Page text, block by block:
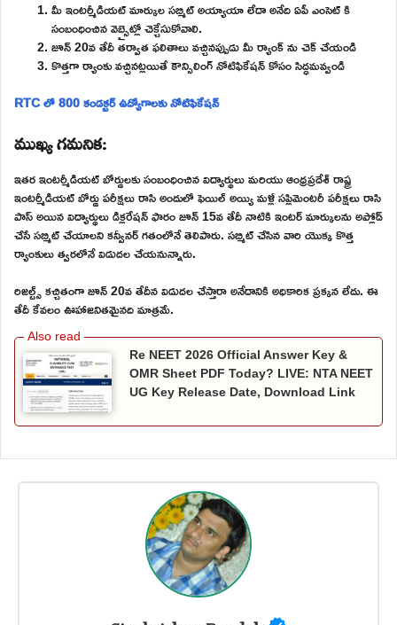
మీ ఇంటర్మీడియట్ మార్కుల సబ్మిట్ అయ్యాయా లేదా అనేది ఏపీ ఎంసెట్ కి
సంబంధించిన వెబ్సైట్లో చెక్చేసుకోవాలి.
జూన్ 20వ తేదీ తర్వాత ఫలితాలు వచ్చినప్పుడు మీ ర్యాంక్ ను చెక్ చేయండి
కొత్తగా ర్యాంకు వచ్చినట్లయితే కౌన్సిలింగ్ నోటిఫికేషన్ కోసం సిద్ధమవ్వండి
RTC లో 800 కండక్టర్ ఉద్యోగాలకు నోటిఫికేషన్
ముఖ్య గమనిక:
ఇతర ఇంటర్మీడియట్ బోర్డులకు సంబంధించిన విద్యార్థులు మరియు ఆంధ్రప్రదేశ్ రాష్ట్ర
ఇంటర్మీడియట్ బోర్డు పరీక్షలు రాసి అందులో ఫెయిల్ అయ్యి మళ్లీ సప్లిమెంటరీ పరీక్షలు రాసి
పాస్ అయిన విద్యార్థులు డిక్లరేషన్ ఫారం జూన్ 15వ తేదీ నాటికి ఇంటర్ మార్కులను అప్లోడ్
చేసే సబ్మిట్ చేయాలని కన్వీనర్ గతంలోనే తెలిపారు. సబ్మిట్ చేసిన వారి యొక్క కొత్త
ర్యాంకులు త్వరలోనే విడుదల చేయనున్నారు.
రిజల్ట్స్ కచ్చితంగా జూన్ 20వ తేదీన విడుదల చేస్తారా అనేదానికి అధికారిక ప్రక్కన లేదు. ఈ
తేదీ కేవలం ఊహాజనితమైనది మాత్రమే.
Re NEET 2026 Official Answer Key &
OMR Sheet PDF Today? LIVE: NTA NEET
UG Key Release Date, Download Link